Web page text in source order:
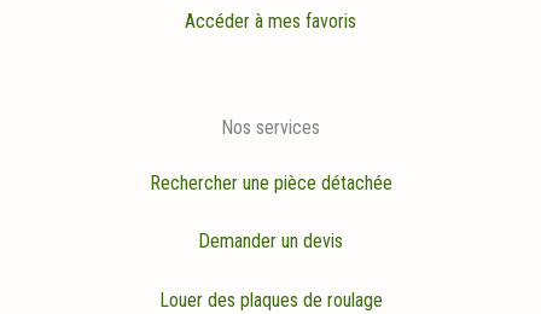
Accéder à mes favoris
Nos services
Rechercher une pièce détachée
Demander un devis
Louer des plaques de roulage